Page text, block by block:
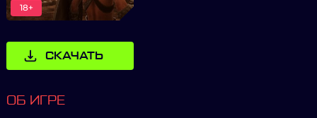
18+
СКАЧАТЬ
ОБ ИГРЕ